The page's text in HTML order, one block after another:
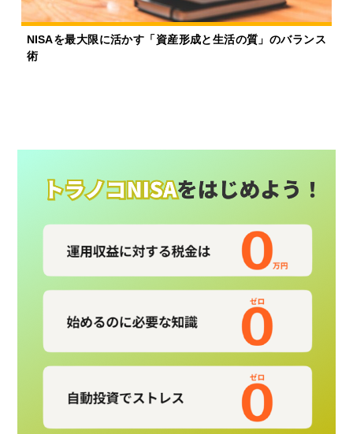
NISAを最大限に活かす「資産形成と生活の質」のバランス
術